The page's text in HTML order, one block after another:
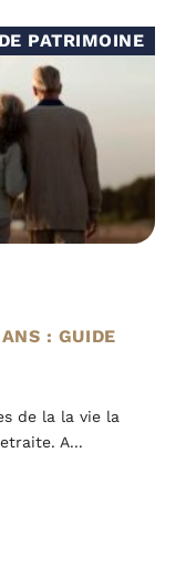
PATRIMOINE
: GUIDE
de la la vie la
A